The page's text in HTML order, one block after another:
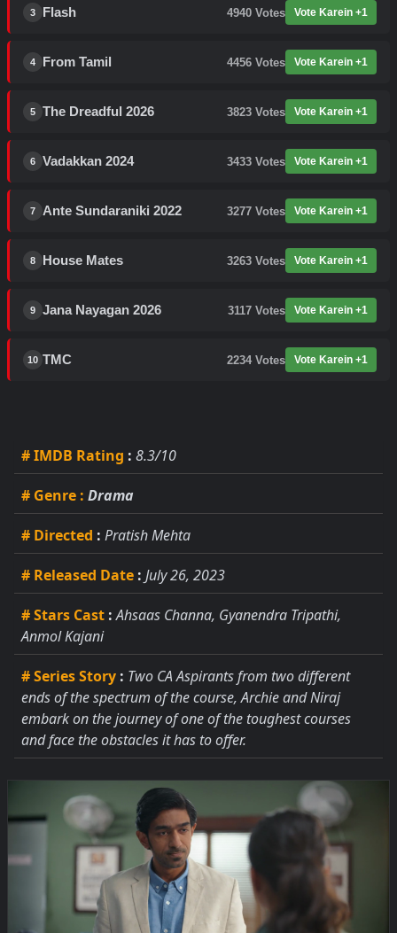
3 Flash 4940 Votes Vote Karein +1
4 From Tamil 4456 Votes Vote Karein +1
5 The Dreadful 2026 3823 Votes Vote Karein +1
6 Vadakkan 2024 3433 Votes Vote Karein +1
7 Ante Sundaraniki 2022 3277 Votes Vote Karein +1
8 House Mates 3263 Votes Vote Karein +1
9 Jana Nayagan 2026 3117 Votes Vote Karein +1
10 TMC 2234 Votes Vote Karein +1
# IMDB Rating : 8.3/10
# Genre : Drama
# Directed : Pratish Mehta
# Released Date : July 26, 2023
# Stars Cast : Ahsaas Channa, Gyanendra Tripathi,
Anmol Kajani
# Series Story : Two CA Aspirants from two different
ends of the spectrum of the course, Archie and Niraj
embark on the journey of one of the toughest courses
and face the obstacles it has to offer.